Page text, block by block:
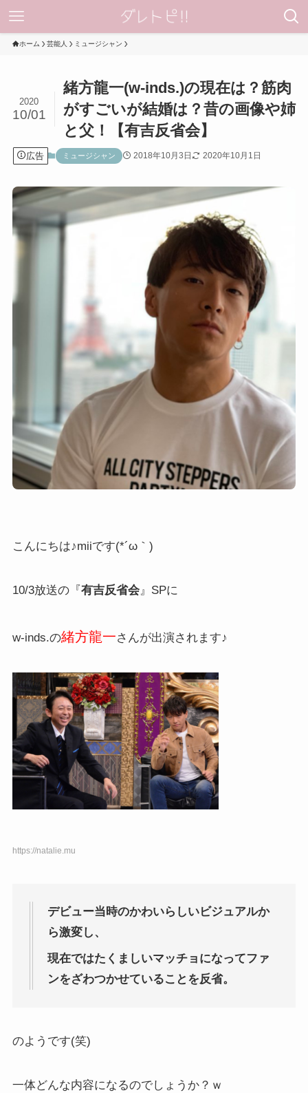
ホーム 芸能人 ミュージシャン
緒方龍一(w-inds.)の現在は？筋肉
がすごいが結婚は？昔の画像や姉
と父！【有吉反省会】
2020
10/01
広告 ミュージシャン 2018年10月3日 2020年10月1日
こんにちは♪miiです(*´ω｀)
10/3放送の『 有吉反省会』SPに
w-inds.の緒方龍一さんが出演されます♪
https://natalie.mu
デビュー当時のかわいらしいビジュアルか
ら激変し、
現在ではたくましいマッチョになってファ
ンをざわつかせていることを反省。
のようです(笑)
一体どんな内容になるのでしょうか？ｗ